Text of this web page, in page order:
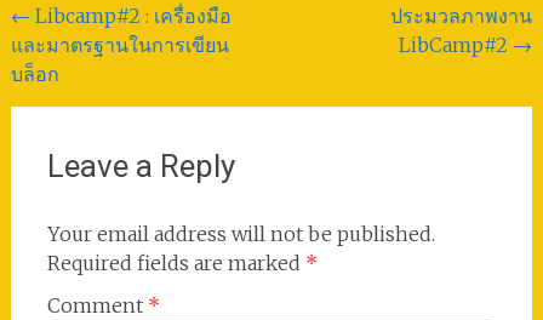
Post
navigation
← Libcamp#2 : เครื่องมือ
และมาตรฐานในการเขียน
บล็อก
ประมวลภาพงาน
LibCamp#2 →
Leave a Reply
Your email address will not be published.
Required fields are marked *
Comment *